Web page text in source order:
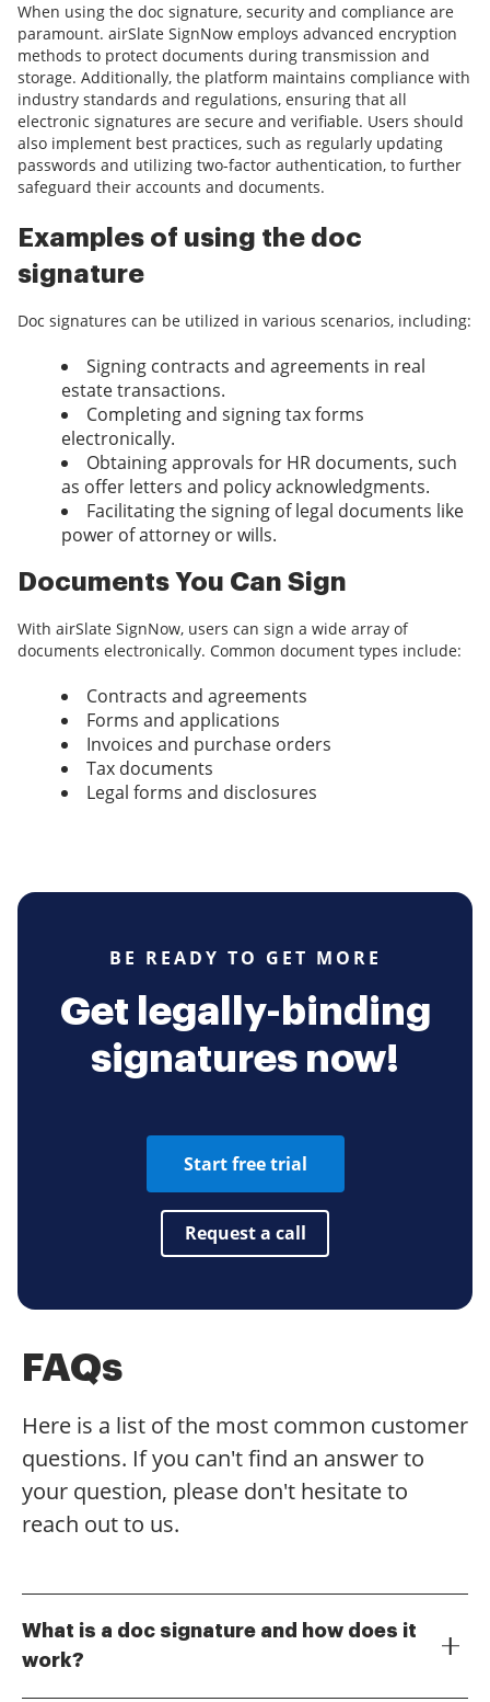
When using the doc signature, security and compliance are
paramount. airSlate SignNow employs advanced encryption
methods to protect documents during transmission and
storage. Additionally, the platform maintains compliance with
industry standards and regulations, ensuring that all
electronic signatures are secure and verifiable. Users should
also implement best practices, such as regularly updating
passwords and utilizing two-factor authentication, to further
safeguard their accounts and documents.
Examples of using the doc
signature
Doc signatures can be utilized in various scenarios, including:
Signing contracts and agreements in real
estate transactions.
Completing and signing tax forms
electronically.
Obtaining approvals for HR documents, such
as offer letters and policy acknowledgments.
Facilitating the signing of legal documents like
power of attorney or wills.
Documents You Can Sign
With airSlate SignNow, users can sign a wide array of
documents electronically. Common document types include:
Contracts and agreements
Forms and applications
Invoices and purchase orders
Tax documents
Legal forms and disclosures
BE READY TO GET MORE
Get legally-binding
signatures now!
Start free trial
Request a call
FAQs
Here is a list of the most common customer
questions. If you can't find an answer to
your question, please don't hesitate to
reach out to us.
What is a doc signature and how does it
work?